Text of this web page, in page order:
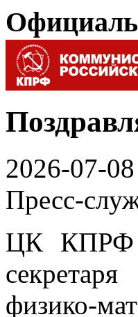
2026-07-
Пресс-
ЦК КПРФ
физико-